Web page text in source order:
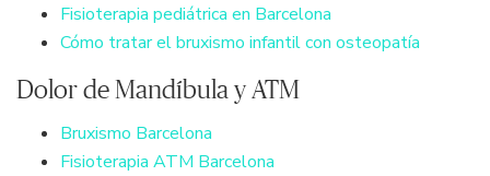
Fisioterapia pediátrica en Barcelona
Cómo tratar el bruxismo infantil con osteopatía
Dolor de Mandíbula y ATM
Bruxismo Barcelona
Fisioterapia ATM Barcelona